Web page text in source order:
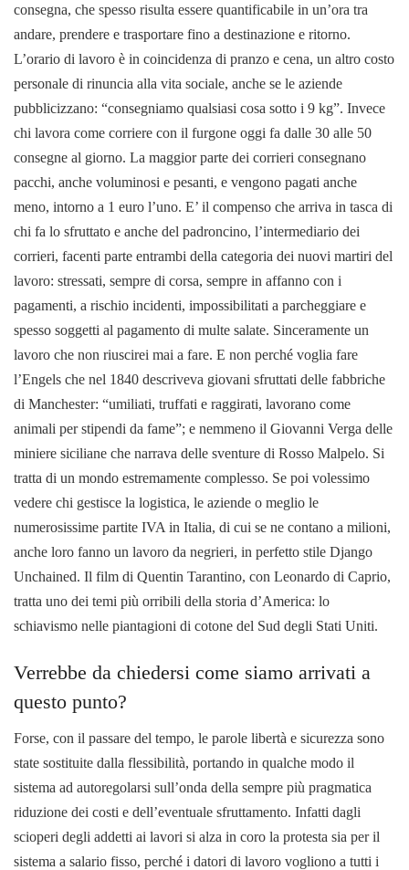
consegna, che spesso risulta essere quantificabile in un’ora tra
andare, prendere e trasportare fino a destinazione e ritorno.
L’orario di lavoro è in coincidenza di pranzo e cena, un altro costo
personale di rinuncia alla vita sociale, anche se le aziende
pubblicizzano: “consegniamo qualsiasi cosa sotto i 9 kg”. Invece
chi lavora come corriere con il furgone oggi fa dalle 30 alle 50
consegne al giorno. La maggior parte dei corrieri consegnano
pacchi, anche voluminosi e pesanti, e vengono pagati anche
meno, intorno a 1 euro l’uno. E’ il compenso che arriva in tasca di
chi fa lo sfruttato e anche del padroncino, l’intermediario dei
corrieri, facenti parte entrambi della categoria dei nuovi martiri del
lavoro: stressati, sempre di corsa, sempre in affanno con i
pagamenti, a rischio incidenti, impossibilitati a parcheggiare e
spesso soggetti al pagamento di multe salate. Sinceramente un
lavoro che non riuscirei mai a fare. E non perché voglia fare
l’Engels che nel 1840 descriveva giovani sfruttati delle fabbriche
di Manchester: “umiliati, truffati e raggirati, lavorano come
animali per stipendi da fame”; e nemmeno il Giovanni Verga delle
miniere siciliane che narrava delle sventure di Rosso Malpelo. Si
tratta di un mondo estremamente complesso. Se poi volessimo
vedere chi gestisce la logistica, le aziende o meglio le
numerosissime partite IVA in Italia, di cui se ne contano a milioni,
anche loro fanno un lavoro da negrieri, in perfetto stile Django
Unchained. Il film di Quentin Tarantino, con Leonardo di Caprio,
tratta uno dei temi più orribili della storia d’America: lo
schiavismo nelle piantagioni di cotone del Sud degli Stati Uniti.
Verrebbe da chiedersi come siamo arrivati a
questo punto?
Forse, con il passare del tempo, le parole libertà e sicurezza sono
state sostituite dalla flessibilità, portando in qualche modo il
sistema ad autoregolarsi sull’onda della sempre più pragmatica
riduzione dei costi e dell’eventuale sfruttamento. Infatti dagli
scioperi degli addetti ai lavori si alza in coro la protesta sia per il
sistema a salario fisso, perché i datori di lavoro vogliono a tutti i